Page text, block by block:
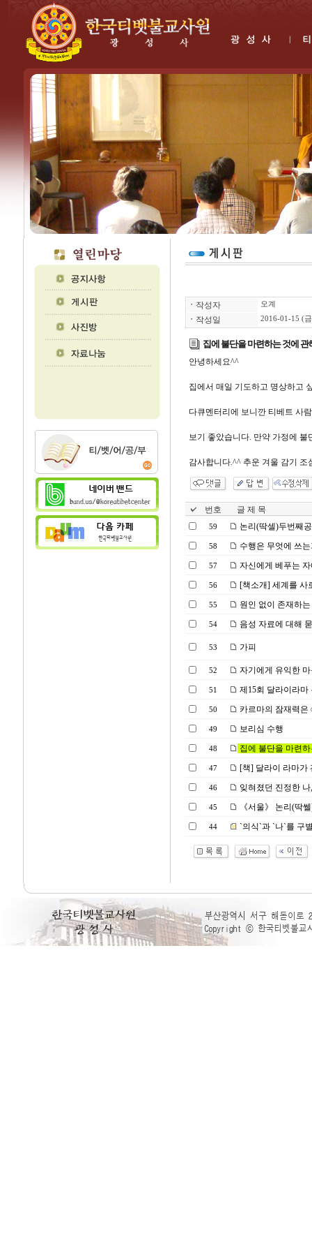
ㆍ 작성자 오계
ㆍ 작성일 2016-01-15 (
집에 불단을 마련하는 것에
안녕하세요^^
집에서 매일 기도하고 명상하고
다큐멘터리에 보니깐 티베트 사
보기 좋았습니다. 만약 가정에
감사합니다.^^ 추운 겨울 감기 조
번호 글 제 목
59 논리(딱셀)두번째
58 수행은 무엇에 쓰
57 자신에게 베푸는
56 [책소개] 세계를 사
55 원인 없이 존재하
54 음성 자료에 대해
53 가피
52 자기에게 유익한
51 제15회 달라이라마
50 카르마의 잠재력은
49 보리심 수행
48 집에 불단을 마련
47 [책] 달라이 라마가
46 잊혀졌던 진정한
45 《서울》 논리(딱
44 `의식`과 `나`를 구